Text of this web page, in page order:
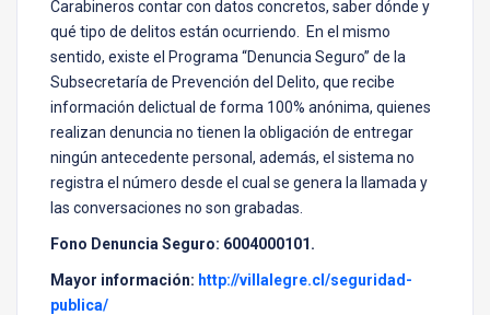
Carabineros contar con datos concretos, saber dónde y
qué tipo de delitos están ocurriendo. En el mismo
sentido, existe el Programa “Denuncia Seguro” de la
Subsecretaría de Prevención del Delito, que recibe
información delictual de forma 100% anónima, quienes
realizan denuncia no tienen la obligación de entregar
ningún antecedente personal, además, el sistema no
registra el número desde el cual se genera la llamada y
las conversaciones no son grabadas.
Fono Denuncia Seguro: 6004000101.
Mayor información: http://villalegre.cl/seguridad-
publica/